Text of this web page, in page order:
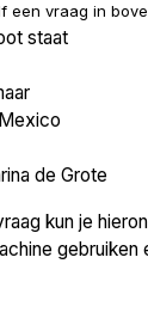
een vraag in
staat
de Grote
kun je
gebruiken